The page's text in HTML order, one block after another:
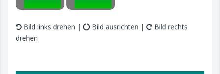
Bild links drehen | Bild ausrichten |
Bild rechts
drehen